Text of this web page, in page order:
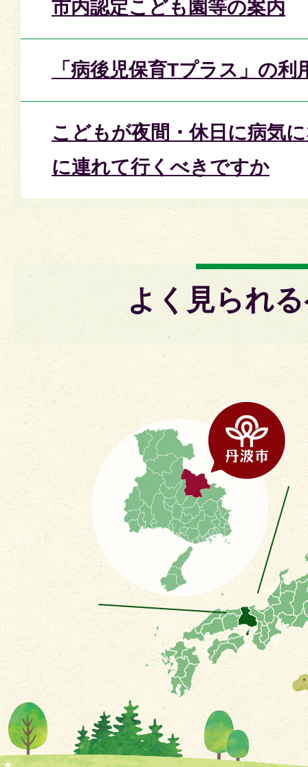
市内認定こども園等の案内
「病後児保育Tプラス」の利
こどもが夜間・休日に病気
に連れて行くべきですか
よく見られ